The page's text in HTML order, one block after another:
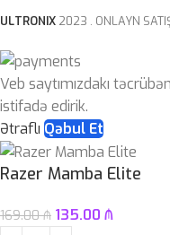
ULTRONIX 2023 . ONLAYN
Veb saytımızdakı
istifadə edirik.
Ətraflı Qəbul Et
Razer Mamba Elite
169.00₼ 135.00 ₼